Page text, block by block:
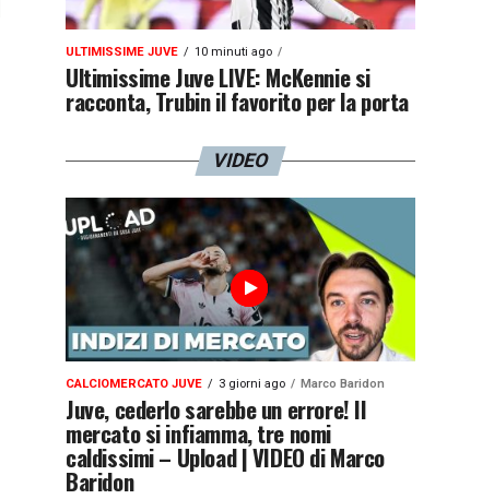
ULTIMISSIME JUVE 10 minuti ago
Ultimissime Juve LIVE: McKennie si
racconta, Trubin il favorito per la porta
VIDEO
CALCIOMERCATO JUVE 3 giorni ago Marco Baridon
Juve, cederlo sarebbe un errore! Il
mercato si infiamma, tre nomi
caldissimi – Upload | VIDEO di Marco
Baridon